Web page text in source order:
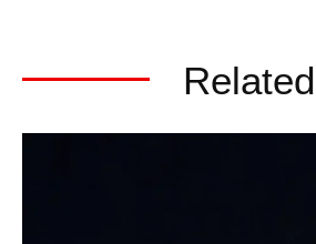
Related